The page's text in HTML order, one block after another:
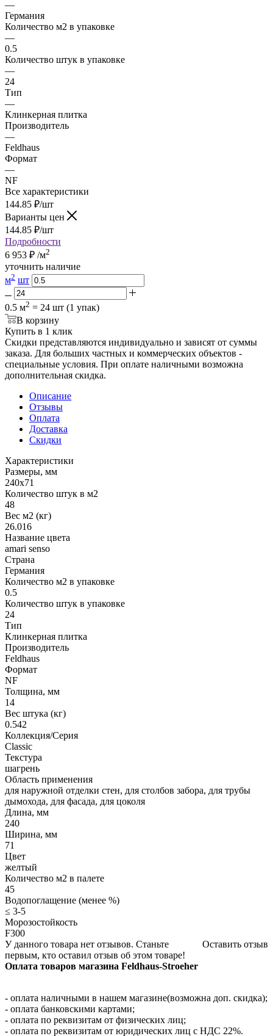
—
Германия
Количество м2 в упаковке
—
0.5
Количество штук в упаковке
—
24
Тип
—
Клинкерная плитка
Производитель
—
Feldhaus
Формат
—
NF
Все характеристики
144.85 ₽/шт
Варианты цен
144.85 ₽/шт
Подробности
6 953 ₽ /м2
уточнить наличие
м2 шт
0.5 м2 = 24 шт (1 упак)
В корзину
Купить в 1 клик
Скидки представляются индивидуально и зависят от суммы
заказа. Для больших частных и коммерческих объектов -
специальные условия. При оплате наличными возможна
дополнительная скидка.
Описание
Отзывы
Оплата
Доставка
Скидки
Характеристики
Размеры, мм
240x71
Количество штук в м2
48
Вес м2 (кг)
26.016
Название цвета
amari senso
Страна
Германия
Количество м2 в упаковке
0.5
Количество штук в упаковке
24
Тип
Клинкерная плитка
Производитель
Feldhaus
Формат
NF
Толщина, мм
14
Вес штука (кг)
0.542
Коллекция/Серия
Classic
Текстура
шагрень
Область применения
для наружной отделки стен, для столбов забора, для трубы
дымохода, для фасада, для цоколя
Длина, мм
240
Ширина, мм
71
Цвет
желтый
Количество м2 в палете
45
Водопоглащение (менее %)
≤ 3-5
Морозостойкость
F300
Оставить отзыв
У данного товара нет отзывов. Станьте
первым, кто оставил отзыв об этом товаре!
Оплата товаров магазина Feldhaus-Stroeher
- оплата наличными в нашем магазине(возможна доп. скидка);
- оплата банковскими картами;
- оплата по реквизитам от физических лиц;
- оплата по реквизитам от юридических лиц с НДС 22%.